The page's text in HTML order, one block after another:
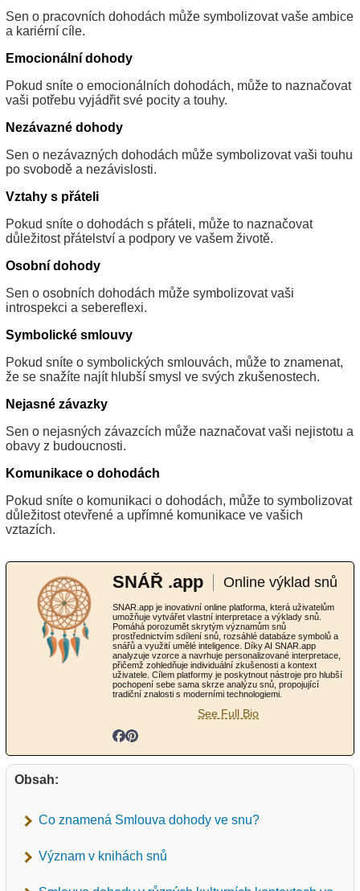
Sen o pracovních dohodách může symbolizovat vaše ambice
a kariérní cíle.
Emocionální dohody
Pokud sníte o emocionálních dohodách, může to naznačovat
vaši potřebu vyjádřit své pocity a touhy.
Nezávazné dohody
Sen o nezávazných dohodách může symbolizovat vaši touhu
po svobodě a nezávislosti.
Vztahy s přáteli
Pokud sníte o dohodách s přáteli, může to naznačovat
důležitost přátelství a podpory ve vašem životě.
Osobní dohody
Sen o osobních dohodách může symbolizovat vaši
introspekci a sebereflexi.
Symbolické smlouvy
Pokud sníte o symbolických smlouvách, může to znamenat,
že se snažíte najít hlubší smysl ve svých zkušenostech.
Nejasné závazky
Sen o nejasných závazcích může naznačovat vaši nejistotu a
obavy z budoucnosti.
Komunikace o dohodách
Pokud sníte o komunikaci o dohodách, může to symbolizovat
důležitost otevřené a upřímné komunikace ve vašich
vztazích.
SNÁŘ .app Online výklad snů
SNAR.app je inovativní online platforma, která uživatelům
umožňuje vytvářet vlastní interpretace a výklady snů.
Pomáhá porozumět skrytým významům snů
prostřednictvím sdílení snů, rozsáhlé databáze symbolů a
snářů a využití umělé inteligence. Díky AI SNAR.app
analyzuje vzorce a navrhuje personalizované interpretace,
přičemž zohledňuje individuální zkušenosti a kontext
uživatele. Cílem platformy je poskytnout nástroje pro hlubší
pochopení sebe sama skrze analýzu snů, propojující
tradiční znalosti s moderními technologiemi.
See Full Bio
Obsah:
Co znamená Smlouva dohody ve snu?
Význam v knihách snů